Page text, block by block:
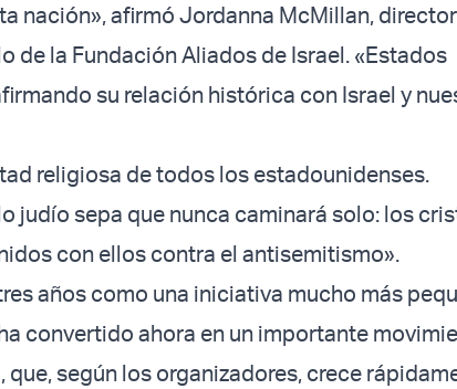
nación», afirmó Jordanna McMillan,
de la Fundación Aliados de Israel. «Estados
su relación histórica con Israel y
religiosa de todos los estadounidenses.
judío sepa que nunca caminará solo: los
con ellos contra el antisemitismo».
años como una iniciativa mucho más
convertido ahora en un importante
que, según los organizadores, crece